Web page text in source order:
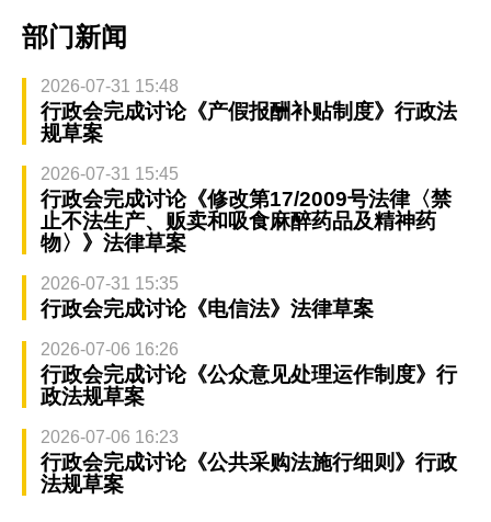
部门新闻
2026-07-31 15:48
行政会完成讨论《产假报酬补贴制度》行政法
规草案
2026-07-31 15:45
行政会完成讨论《修改第17/2009号法律〈禁
止不法生产、贩卖和吸食麻醉药品及精神药
物〉》法律草案
2026-07-31 15:35
行政会完成讨论《电信法》法律草案
2026-07-06 16:26
行政会完成讨论《公众意见处理运作制度》行
政法规草案
2026-07-06 16:23
行政会完成讨论《公共采购法施行细则》行政
法规草案